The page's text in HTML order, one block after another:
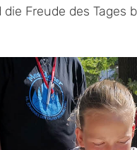
Freude des Tages